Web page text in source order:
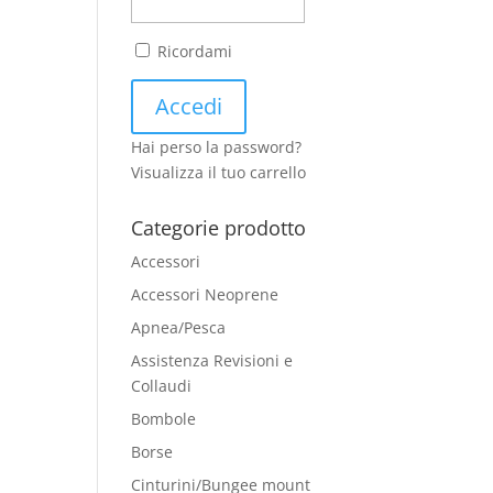
Ricordami
Hai perso la password?
Visualizza il tuo carrello
Categorie prodotto
Accessori
Accessori Neoprene
Apnea/Pesca
Assistenza Revisioni e
Collaudi
Bombole
Borse
Cinturini/Bungee mount